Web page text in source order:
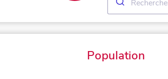
Population